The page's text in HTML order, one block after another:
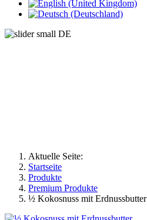
Aktuelle Seite:
Startseite
Produkte
Premium Produkte
½ Kokosnuss mit Erdnussbutter